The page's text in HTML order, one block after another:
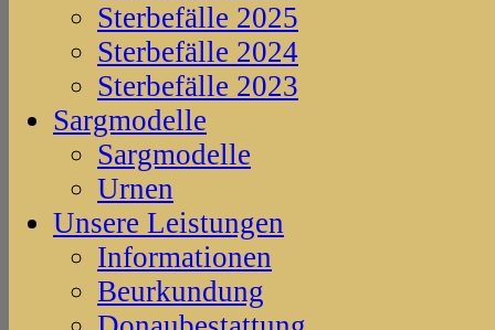
Sterbefälle 2025
Sterbefälle 2024
Sterbefälle 2023
Sargmodelle
Sargmodelle
Urnen
Unsere Leistungen
Informationen
Beurkundung